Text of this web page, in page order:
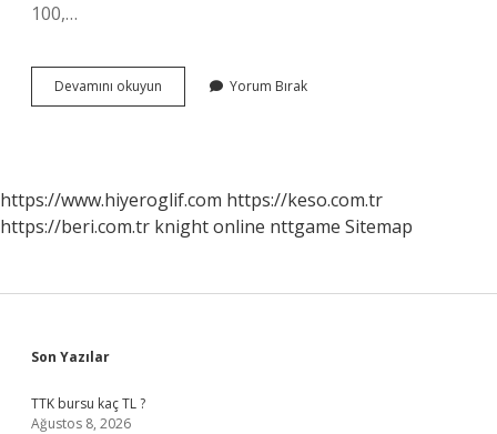
100,…
Devamını okuyun
Duvarın
Yorum Bırak
https://www.hiyeroglif.com https://keso.com.tr
https://beri.com.tr knight online nttgame Sitemap
Sidebar
Son Yazılar
TTK bursu kaç TL ?
Ağustos 8, 2026